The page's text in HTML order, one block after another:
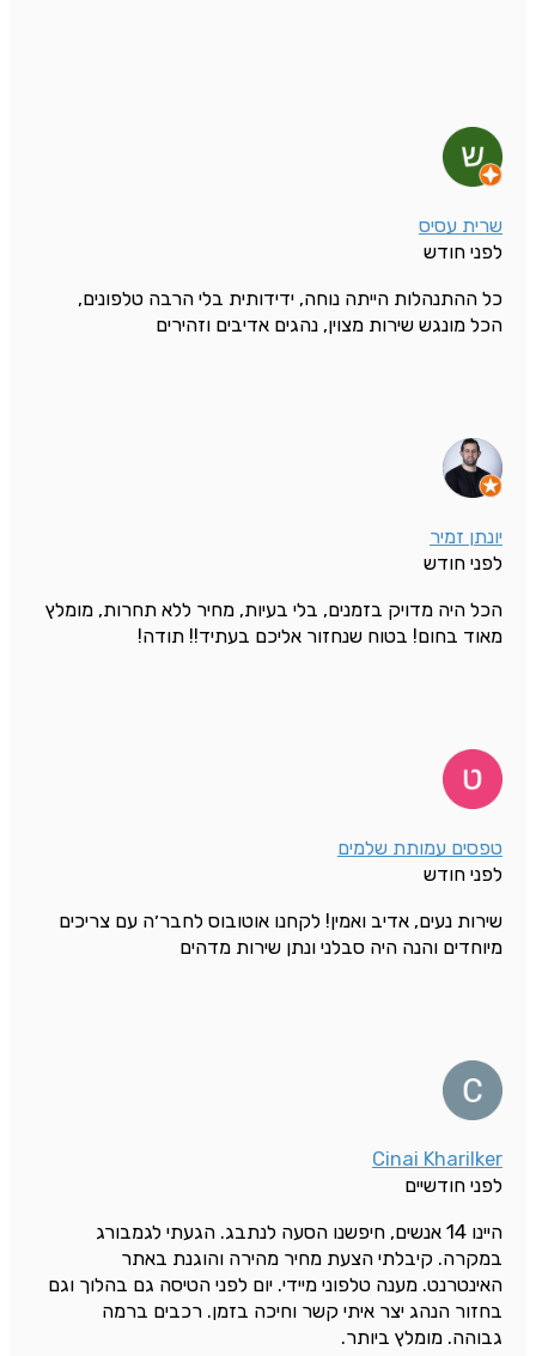
שרית עסיס
לפני חודש
כל ההתנהלות הייתה נוחה, ידידותית בלי הרבה טלפונים,
הכל מונגש שירות מצוין, נהגים אדיבים וזהירים
יונתן זמיר
לפני חודש
הכל היה מדויק בזמנים, בלי בעיות, מחיר ללא תחרות, מומלץ
מאוד בחום! בטוח שנחזור אליכם בעתיד!! תודה!
טפסים עמותת שלמים
לפני חודש
שירות נעים, אדיב ואמין! לקחנו אוטובוס לחבר׳ה עם צריכים
מיוחדים והנה היה סבלני ונתן שירות מדהים
Cinai Kharilker
לפני חודשיים
היינו 14 אנשים, חיפשנו הסעה לנתבג. הגעתי לגמבורג
במקרה. קיבלתי הצעת מחיר מהירה והוגנת באתר
האינטרנט. מענה טלפוני מיידי. יום לפני הטיסה גם בהלוך וגם
בחזור הנהג יצר איתי קשר וחיכה בזמן. רכבים ברמה
גבוהה. מומלץ ביותר.